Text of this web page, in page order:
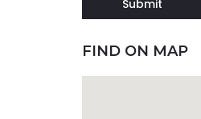
FIND ON MAP